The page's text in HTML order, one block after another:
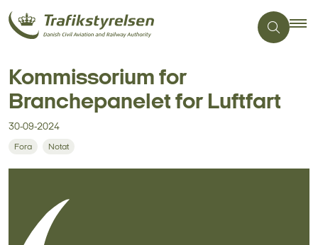
Kommissorium for
Branchepanelet for Luftfart
30-09-2024
Fora Notat